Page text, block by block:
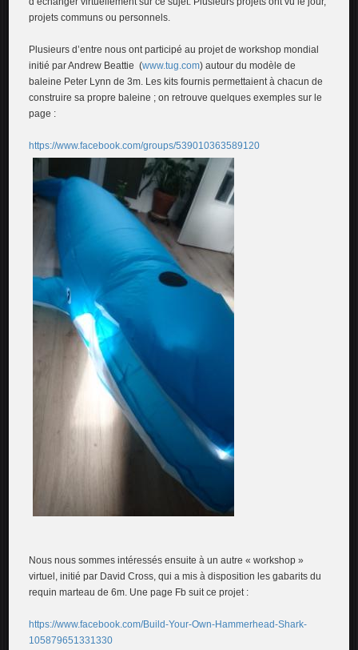
projets communs ou personnels.
Plusieurs d’entre nous ont participé au projet de workshop mondial
initié par Andrew Beattie (www.tug.com) autour du modèle de
baleine Peter Lynn de 3m. Les kits fournis permettaient à chacun de
construire sa propre baleine ; on retrouve quelques exemples sur le
page :
https://www.facebook.com/groups/539010363589120
Nous nous sommes intéressés ensuite à un autre « workshop »
virtuel, initié par David Cross, qui a mis à disposition les gabarits du
requin marteau de 6m. Une page Fb suit ce projet :
https://www.facebook.com/Build-Your-Own-Hammerhead-Shark-
105879651331330